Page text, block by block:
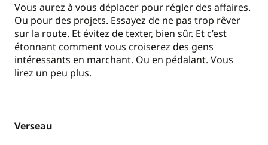
Vous aurez à vous déplacer pour régler des affaires.
Ou pour des projets. Essayez de ne pas trop rêver
sur la route. Et évitez de texter, bien sûr. Et c’est
étonnant comment vous croiserez des gens
intéressants en marchant. Ou en pédalant. Vous
lirez un peu plus.
Verseau